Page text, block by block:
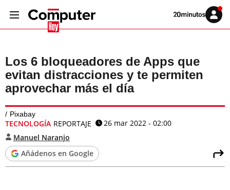
Volver
Iniciar
sesión
Los 6 bloqueadores de Apps que
evitan distracciones y te permiten
aprovechar más el día
Pixabay
TECNOLOGÍA REPORTAJE
26 mar 2022 - 02:00
Manuel Naranjo
Añádenos en Google